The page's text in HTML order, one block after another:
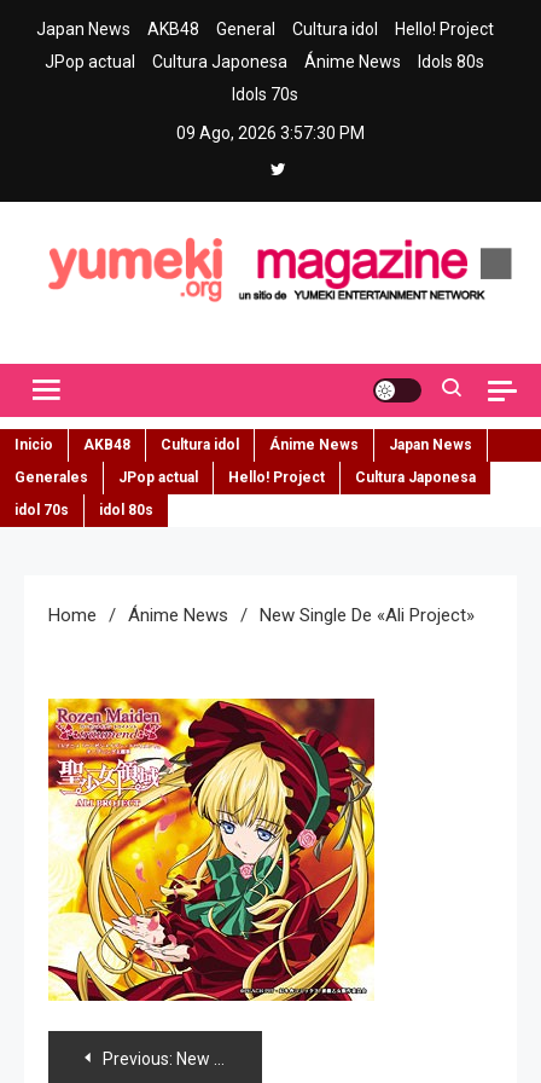
Japan News AKB48 General Cultura idol
Hello! Project
JPop actual
Cultura Japonesa Ánime News
Idols 80s
Idols 70s
09 Ago, 2026 3:57:31 PM
Inicio AKB48 Cultura idol Ánime News
Japan News
Generales
JPop actual Hello! Project
Cultura Japonesa
idol 70s
idol 80s
Home Ánime News New Single De «Ali Project»
Navegación
Previous: New single de «Ali Project»